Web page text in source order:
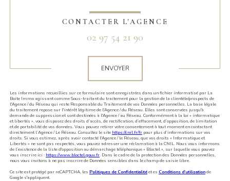
CONTACTER L'AGENCE
02 97 54 21 90
ENVOYER
Les informations recueillies sur ce formulaire sont enregistrées dans un fichier informatisé par La
Boite Immo agissant comme Sous-traitant du traitement pour la gestion de la clientèle/prospects de
l'Agence / du Réseau qui reste Responsable du Traitement de vos Données personnelles. La base légale
du traitement repose sur l'intérêt légitime de l'Agence / du Réseau. Elles sont conservées jusqu'à
demande de suppression et sont destinées à l'Agence / au Réseau. Conformément à la loi « informatique
et libertés », vous disposez des droits d’accès, de rectification, d’effacement, d’opposition, de limitation
et de portabilité de vos données. Vous pouvez retirer votre consentement à tout moment en contactant
directement l’Agence / Le Réseau. Consultez le site https://cnil.fr/fr pour plus d’informations sur vos
droits. Si vous estimez, après avoir contacté l'Agence / le Réseau, que vos droits « Informatique et
Libertés » ne sont pas respectés, vous pouvez adresser une réclamation à la CNIL. Nous vous informons
de l’existence de la liste d'opposition au démarchage téléphonique « Bloctel », sur laquelle vous pouvez
vous inscrire ici : https://www.bloctel.gouv.fr. Dans le cadre de la protection des Données personnelles,
nous vous invitons à ne pas inscrire de Données sensibles dans le champ de saisie libre.
Ce site est protégé par reCAPTCHA, les Politiques de Confidentialitéet es Conditions d'utilisationde
Google s'appliquent.